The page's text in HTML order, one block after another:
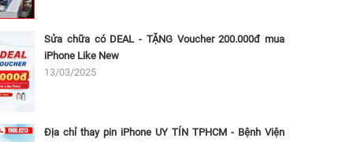
Sửa chữa có DEAL - TẶNG Voucher 200.000đ mua
iPhone Like New
13/03/2025
Địa chỉ thay pin iPhone UY TÍN TPHCM - Bệnh Viện